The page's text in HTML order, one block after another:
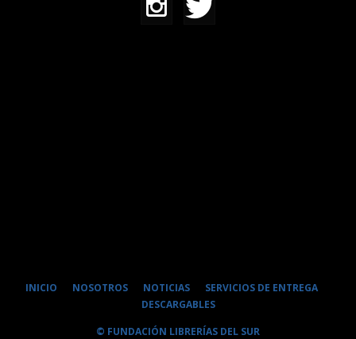
INICIO NOSOTROS NOTICIAS
SERVICIOS DE ENTREGA
DESCARGABLES
© FUNDACIÓN LIBRERÍAS DEL SUR